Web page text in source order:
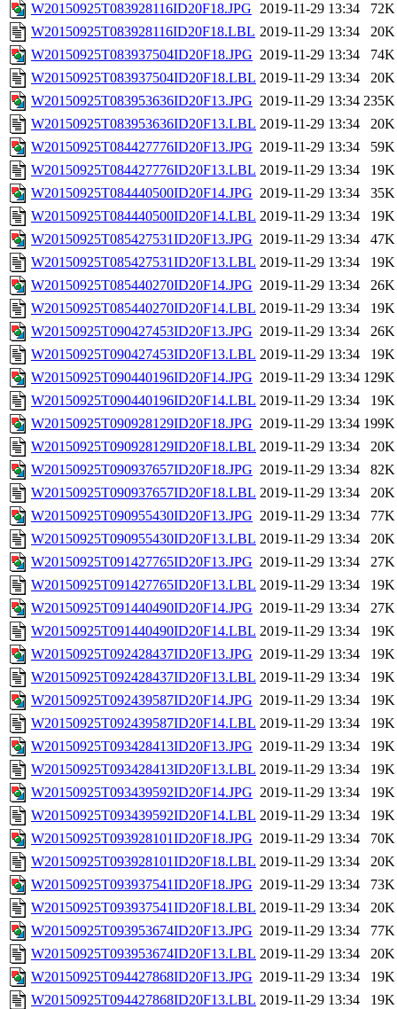
W20150925T083928116ID20F18.JPG 2019-11-29 13:34
72K
W20150925T083928116ID20F18.LBL 2019-11-29 13:34
20K
W20150925T083937504ID20F18.JPG 2019-11-29 13:34
74K
W20150925T083937504ID20F18.LBL 2019-11-29 13:34
20K
W20150925T083953636ID20F13.JPG 2019-11-29 13:34 235K
W20150925T083953636ID20F13.LBL 2019-11-29 13:34
20K
W20150925T084427776ID20F13.JPG 2019-11-29 13:34
59K
W20150925T084427776ID20F13.LBL 2019-11-29 13:34
19K
W20150925T084440500ID20F14.JPG 2019-11-29 13:34
35K
W20150925T084440500ID20F14.LBL 2019-11-29 13:34
19K
W20150925T085427531ID20F13.JPG 2019-11-29 13:34
47K
W20150925T085427531ID20F13.LBL 2019-11-29 13:34
19K
W20150925T085440270ID20F14.JPG 2019-11-29 13:34
26K
W20150925T085440270ID20F14.LBL 2019-11-29 13:34
19K
W20150925T090427453ID20F13.JPG 2019-11-29 13:34
26K
W20150925T090427453ID20F13.LBL 2019-11-29 13:34
19K
W20150925T090440196ID20F14.JPG 2019-11-29 13:34 129K
W20150925T090440196ID20F14.LBL 2019-11-29 13:34
19K
W20150925T090928129ID20F18.JPG 2019-11-29 13:34 199K
W20150925T090928129ID20F18.LBL 2019-11-29 13:34
20K
W20150925T090937657ID20F18.JPG 2019-11-29 13:34
82K
W20150925T090937657ID20F18.LBL 2019-11-29 13:34
20K
W20150925T090955430ID20F13.JPG 2019-11-29 13:34
77K
W20150925T090955430ID20F13.LBL 2019-11-29 13:34
20K
W20150925T091427765ID20F13.JPG 2019-11-29 13:34
27K
W20150925T091427765ID20F13.LBL 2019-11-29 13:34
19K
W20150925T091440490ID20F14.JPG 2019-11-29 13:34
27K
W20150925T091440490ID20F14.LBL 2019-11-29 13:34
19K
W20150925T092428437ID20F13.JPG 2019-11-29 13:34
19K
W20150925T092428437ID20F13.LBL 2019-11-29 13:34
19K
W20150925T092439587ID20F14.JPG 2019-11-29 13:34
19K
W20150925T092439587ID20F14.LBL 2019-11-29 13:34
19K
W20150925T093428413ID20F13.JPG 2019-11-29 13:34
19K
W20150925T093428413ID20F13.LBL 2019-11-29 13:34
19K
W20150925T093439592ID20F14.JPG 2019-11-29 13:34
19K
W20150925T093439592ID20F14.LBL 2019-11-29 13:34
19K
W20150925T093928101ID20F18.JPG 2019-11-29 13:34
70K
W20150925T093928101ID20F18.LBL 2019-11-29 13:34
20K
W20150925T093937541ID20F18.JPG 2019-11-29 13:34
73K
W20150925T093937541ID20F18.LBL 2019-11-29 13:34
20K
W20150925T093953674ID20F13.JPG 2019-11-29 13:34
77K
W20150925T093953674ID20F13.LBL 2019-11-29 13:34
20K
W20150925T094427868ID20F13.JPG 2019-11-29 13:34
19K
W20150925T094427868ID20F13.LBL 2019-11-29 13:34
19K